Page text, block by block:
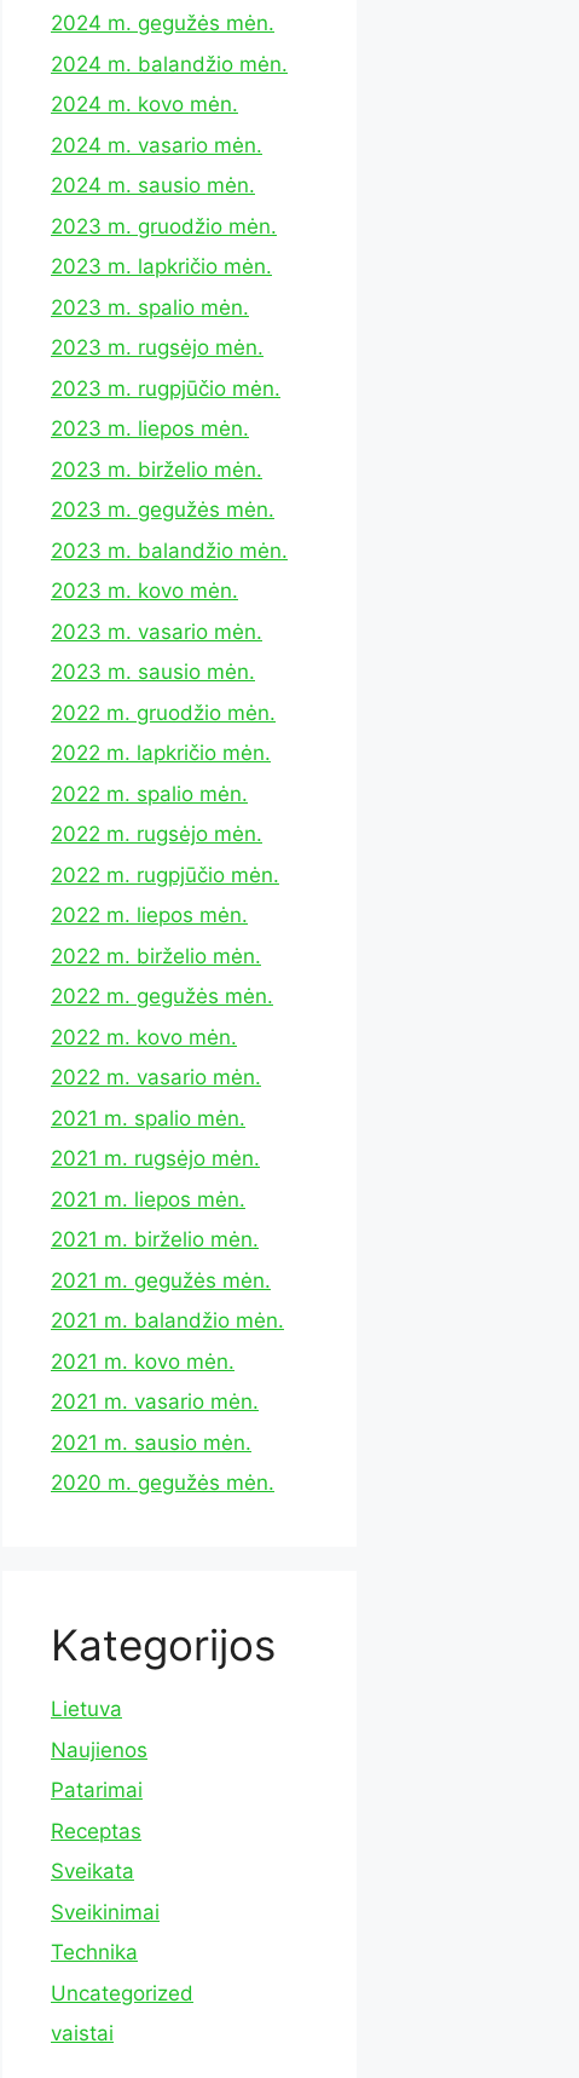
2024 m. gegužės mėn.
2024 m. balandžio mėn.
2024 m. kovo mėn.
2024 m. vasario mėn.
2024 m. sausio mėn.
2023 m. gruodžio mėn.
2023 m. lapkričio mėn.
2023 m. spalio mėn.
2023 m. rugsėjo mėn.
2023 m. rugpjūčio mėn.
2023 m. liepos mėn.
2023 m. birželio mėn.
2023 m. gegužės mėn.
2023 m. balandžio mėn.
2023 m. kovo mėn.
2023 m. vasario mėn.
2023 m. sausio mėn.
2022 m. gruodžio mėn.
2022 m. lapkričio mėn.
2022 m. spalio mėn.
2022 m. rugsėjo mėn.
2022 m. rugpjūčio mėn.
2022 m. liepos mėn.
2022 m. birželio mėn.
2022 m. gegužės mėn.
2022 m. kovo mėn.
2022 m. vasario mėn.
2021 m. spalio mėn.
2021 m. rugsėjo mėn.
2021 m. liepos mėn.
2021 m. birželio mėn.
2021 m. gegužės mėn.
2021 m. balandžio mėn.
2021 m. kovo mėn.
2021 m. vasario mėn.
2021 m. sausio mėn.
2020 m. gegužės mėn.
Kategorijos
Lietuva
Naujienos
Patarimai
Receptas
Sveikata
Sveikinimai
Technika
Uncategorized
vaistai